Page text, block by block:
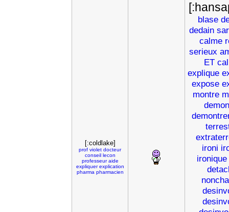
[:coldlake]
prof violet docteur
conseil lecon
professeur aide
expliquer explication
pharma pharmacien
blase
dedain
calme
serieux
ET
explique
expose
montre
ironi
ironique